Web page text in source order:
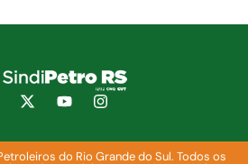
do Rio Grande do Sul. Todos os